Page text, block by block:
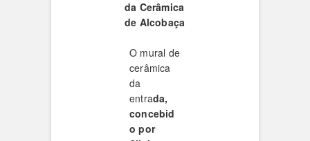
da Cerâmica
de Alcobaça
O mural de
cerâmica
da
entrada,
concebid
o por